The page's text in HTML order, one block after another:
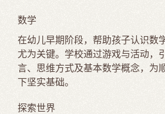
数学
在幼儿早期阶段，帮助孩子认识数
尤为关键。学校通过游戏与活动，
言、思维方式及基本数学概念，为
下坚实基础。
探索世界